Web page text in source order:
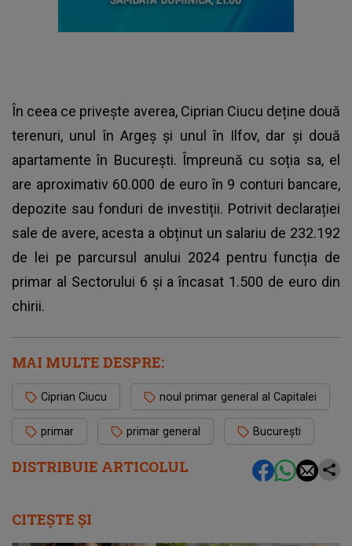
DISTRIBUIE ARTICOLUL
În ceea ce privește averea, Ciprian Ciucu deține două
terenuri, unul în Argeș și unul în Ilfov, dar și două
apartamente în București. Împreună cu soția sa, el
are aproximativ 60.000 de euro în 9 conturi bancare,
depozite sau fonduri de investiții. Potrivit declarației
sale de avere, acesta a obținut un salariu de 232.192
de lei pe parcursul anului 2024 pentru funcția de
primar al Sectorului 6 și a încasat 1.500 de euro din
chirii.
MAI MULTE DESPRE:
Ciprian Ciucu noul primar general al Capitalei
primar primar general București
CITEȘTE ȘI